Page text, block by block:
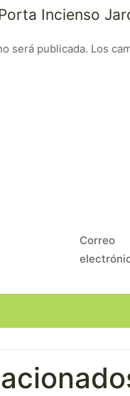
Incienso
será publicada. Los
Correo